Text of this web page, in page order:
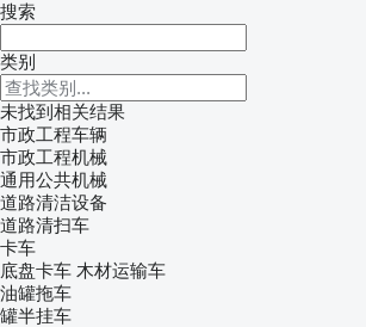
搜索
类别
未找到相关结果
市政工程车辆
市政工程机械
通用公共机械
道路清洁设备
道路清扫车
卡车
底盘卡车 木材运输车
油罐拖车
罐半挂车